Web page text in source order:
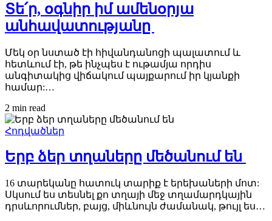
Տե՛ր, օգնիր իմ ամենօրյա
անհավատությանը
Մեկ օր նստած էի հիվանդանոցի պալատում և
հետևում էի, թե ինչպես է ութամյա որդիս
անգիտակից վիճակում պայքարում իր կյանքի
համար:…
2 min read
Հոդվածներ
Երբ ձեր տղաները մեծանում են
16 տարեկանը հատուկ տարիք է երեխաների մոտ:
Սկսում ես տեսնել քո տղայի մեջ տղամարդկային
դրսևորումներ, բայց, միևնույն ժամանակ, թույլ ես…